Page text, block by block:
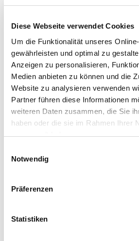
Diese Webseite verwendet Cookies
Um die Funktionalität unseres
gewährleisten und optimal zu
Anzeigen zu personalisieren,
Medien anbieten zu können und die
Website zu analysieren verwenden
Partner führen diese Informationen
weiteren Daten zusammen, die Sie
haben oder die sie im Rahmen Ihrer
gesammelt haben.
Notwendig
Präferenzen
Statistiken
Preis reduziert von
UVP 6,19 €auf